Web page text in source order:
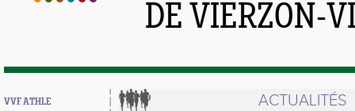
DE VIERZON-
VVF ATHLE ACTUALITÉS